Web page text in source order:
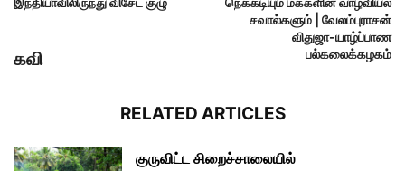
சவால்களும் | வேலம்புராசன்
விதுஜா-யாழ்ப்பாண
பல்கலைக்கழகம்
கவி
RELATED ARTICLES
குருவிட்ட சிறைச்சாலையில்